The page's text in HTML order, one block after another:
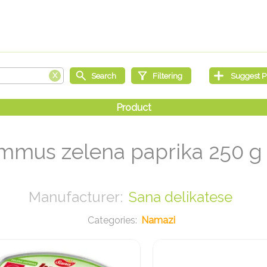
zelena paprika 250 g
Sana delikatese
Namazi